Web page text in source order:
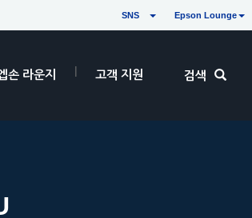
SNS Epson Lounge
손 라운지 고객 지원 검색